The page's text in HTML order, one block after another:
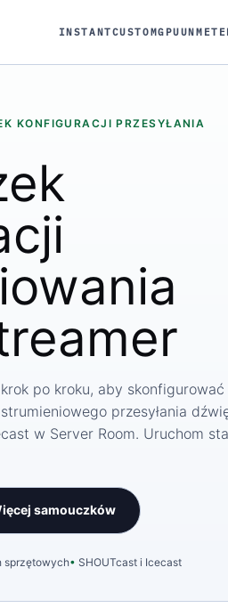
INSTANTCUSTOMGPU
KONFIGURACJI PRZESYŁANIA
po kroku, aby
przesyłania
w Server Room. Uruchom
samouczków
sprzętowych SHOUTcast i Icecast